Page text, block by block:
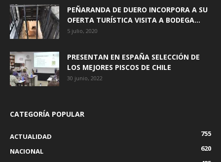
PEÑARANDA DE DUERO INCORPORA A SU
OFERTA TURÍSTICA VISITA A BODEGA...
5 julio, 2020
PRESENTAN EN ESPAÑA SELECCIÓN DE
LOS MEJORES PISCOS DE CHILE
30 junio, 2022
CATEGORÍA POPULAR
ACTUALIDAD
755
NACIONAL
620